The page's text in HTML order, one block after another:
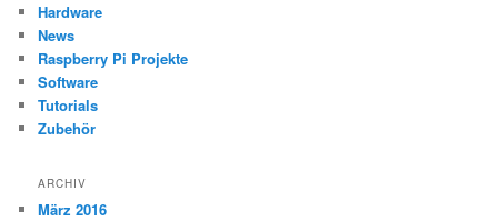
Hardware
News
Raspberry Pi Projekte
Software
Tutorials
Zubehör
ARCHIV
März 2016